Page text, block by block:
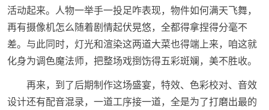
活动起来。人物一举手一投足咋表现，物件如何满天飞舞，
再有摄像机怎么随着剧情起伏晃悠，全都得拿捏得分毫不
差。与此同时，灯光和渲染这两道大菜也得端上来，咱这就
化身为调色魔法师，把整场戏捯饬得五彩斑斓，美不胜收。
再来，到了后期制作这场盛宴，特效、色彩校对、音效
设计还有配音混录，一道工序接一道，全是为了打磨出最的